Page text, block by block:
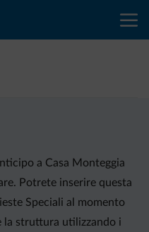
a Casa Monteggia
Potrete inserire questa
Speciali al momento
la struttura utilizzando i